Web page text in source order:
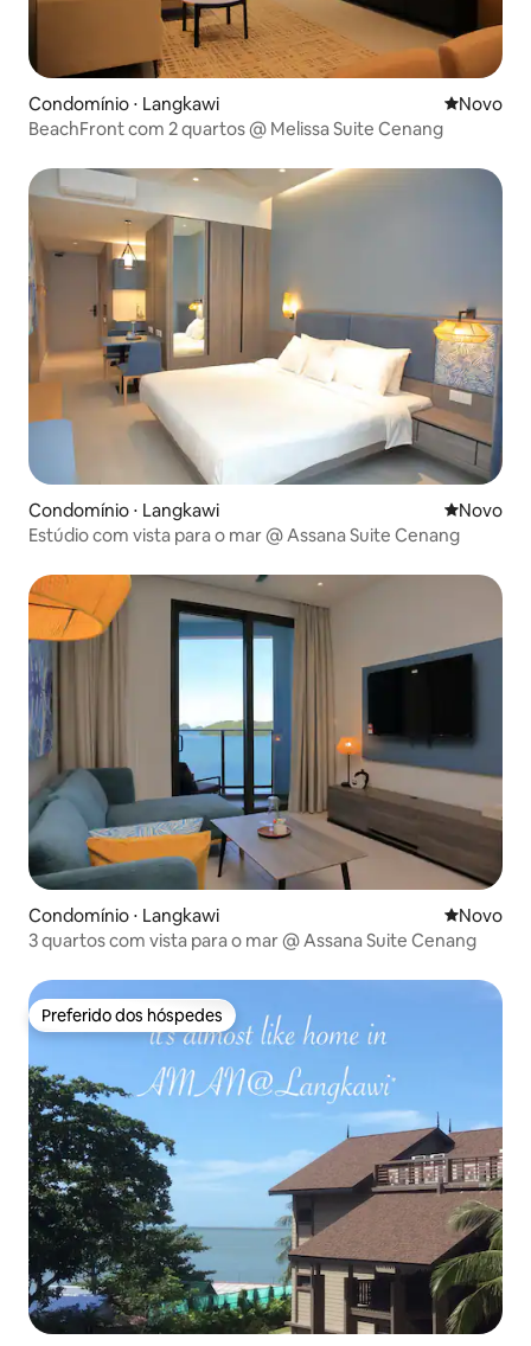
Condomínio ⋅ Langkawi Novo
Novo
BeachFront com 2 quartos @ Melissa Suite Cenang
Condomínio ⋅ Langkawi Novo
Novo
Estúdio com vista para o mar @ Assana Suite Cenang
Condomínio ⋅ Langkawi Novo
Novo
3 quartos com vista para o mar @ Assana Suite Cenang
Preferido dos hóspedes
Preferido dos hóspedes